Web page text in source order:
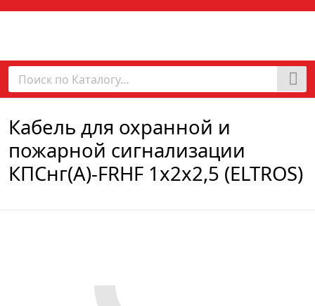
Кабель для охранной и
пожарной сигнализации
КПСнг(А)-FRHF 1х2х2,5 (ELTROS)